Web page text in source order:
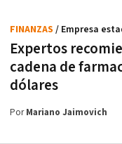
Expertos
cadena de
dólares
FINANZAS / Empresa
PorMariano Jaimovich